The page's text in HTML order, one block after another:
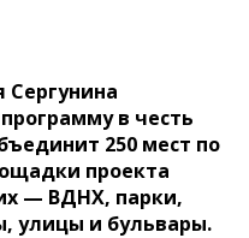
в честь
250 мест по
проекта
— ВДНХ, парки,
улицы и бульвары.